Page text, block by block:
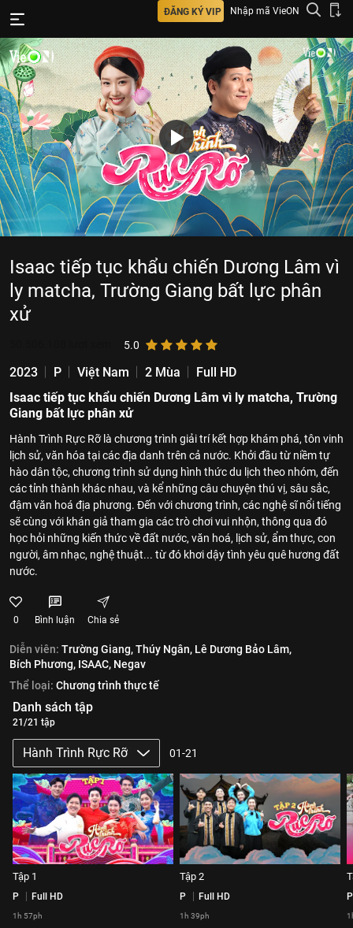
ĐĂNG KÝ VIP Nhập mã VieON
Isaac tiếp tục khẩu chiến Dương Lâm vì
ly matcha, Trường Giang bất lực phân
xử
5.0
2023 P Việt Nam 2 Mùa
Full HD
Isaac tiếp tục khẩu chiến Dương Lâm vì ly matcha, Trường
Giang bất lực phân xử
Hành Trình Rực Rỡ là chương trình giải trí kết hợp khám phá, tôn vinh
lịch sử, văn hóa tại các địa danh trên cả nước. Khởi đầu từ niềm tự
hào dân tộc, chương trình sử dụng hình thức du lịch theo nhóm, đến
các tỉnh thành khác nhau, và kể những câu chuyện thú vị, sâu sắc,
đậm văn hoá địa phương. Đến với chương trình, các nghệ sĩ nổi tiếng
sẽ cùng với khán giả tham gia các trò chơi vui nhộn, thông qua đó
học hỏi những kiến thức về đất nước, văn hoá, lịch sử, ẩm thực, con
người, âm nhạc, nghệ thuật... từ đó khơi dậy tình yêu quê hương đất
nước.
0 Bình luận Chia sẻ
Diễn viên: Trường Giang,Thúy Ngân, Lê Dương Bảo Lâm,
Bích Phương, ISAAC, Negav
Thể loại: Chương trình thực tế
Danh sách tập
21/21 tập
Hành Trình Rực Rỡ 01-21
Tập 1
P Full HD
1h 57ph
Tập 2
P Full HD
1h 39ph
P